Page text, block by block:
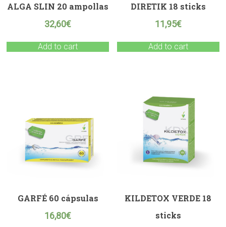
ALGA SLIN 20 ampollas
32,60€
Add to cart
DIRETIK 18 sticks
11,95€
Add to cart
GARFÉ 60 cápsulas
16,80€
KILDETOX VERDE 18
sticks